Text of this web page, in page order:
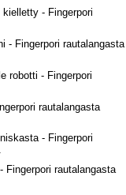
- Fingerpori
- Fingerpori rautalangasta
robotti - Fingerpori
rautalangasta
- Fingerpori
Fingerpori rautalangasta